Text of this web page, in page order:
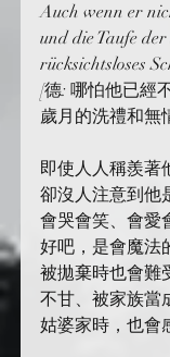
Auch wenn er
und die Taufe
rücksichtsloses
[德: 哪怕他已經
歲月的洗禮和無
即使人人稱羨著
卻沒人注意到他
會哭會笑、會
好吧，是會魔法
被拋棄時也會難
不甘、被家族當
姑婆家時，也